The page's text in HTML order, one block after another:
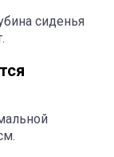
сиденья